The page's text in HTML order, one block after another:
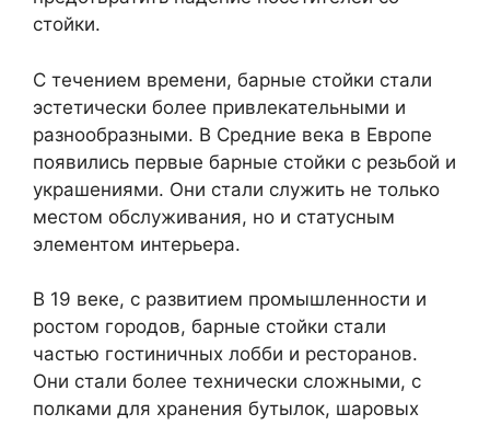
стойки.
С течением времени, барные стойки стали
эстетически более привлекательными и
разнообразными. В Средние века в Европе
появились первые барные стойки с резьбой и
украшениями. Они стали служить не только
местом обслуживания, но и статусным
элементом интерьера.
В 19 веке, с развитием промышленности и
ростом городов, барные стойки стали
частью гостиничных лобби и ресторанов.
Они стали более технически сложными, с
полками для хранения бутылок, шаровых